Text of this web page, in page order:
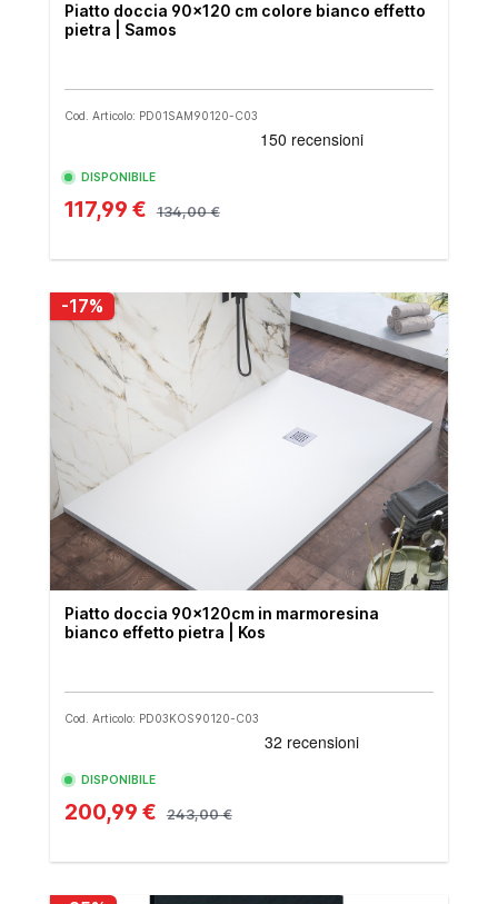
Piatto doccia 90x120 cm colore bianco effetto
pietra | Samos
Cod. Articolo: PD01SAM90120-C03
DISPONIBILE
117,99 € 134,00 €
-17%
Piatto doccia 90x120cm in marmoresina
bianco effetto pietra | Kos
Cod. Articolo: PD03KOS90120-C03
DISPONIBILE
200,99 € 243,00 €